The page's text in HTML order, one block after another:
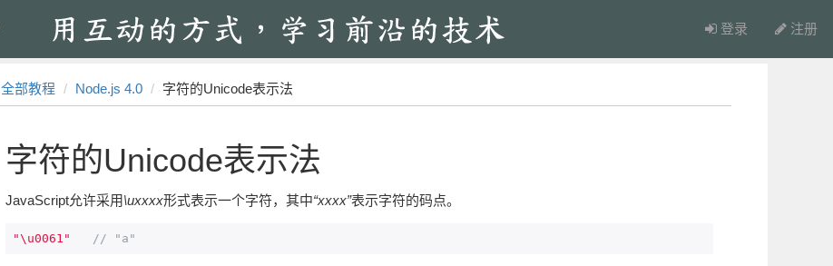
登录 注册
全部教程 Node.js 4.0 字符的Unicode表示法
字符的Unicode表示法
JavaScript允许采用\uxxxx形式表示一个字符，其中“xxxx”表示字符的码点。
"\u0061" // "a"